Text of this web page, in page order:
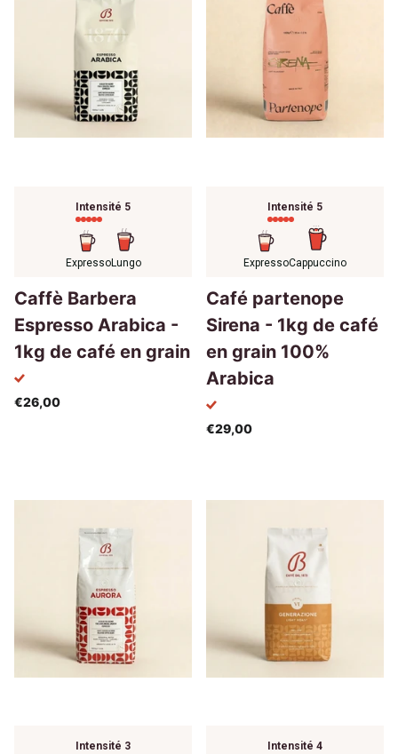
Intensité 5
ExpressoLungo
Caffè Barbera
Espresso Arabica -
1kg de café en grain
€26,00
Intensité 5
ExpressoCappuccino
Café partenope
Sirena - 1kg de café
en grain 100%
Arabica
€29,00
Intensité 3 Intensité 4